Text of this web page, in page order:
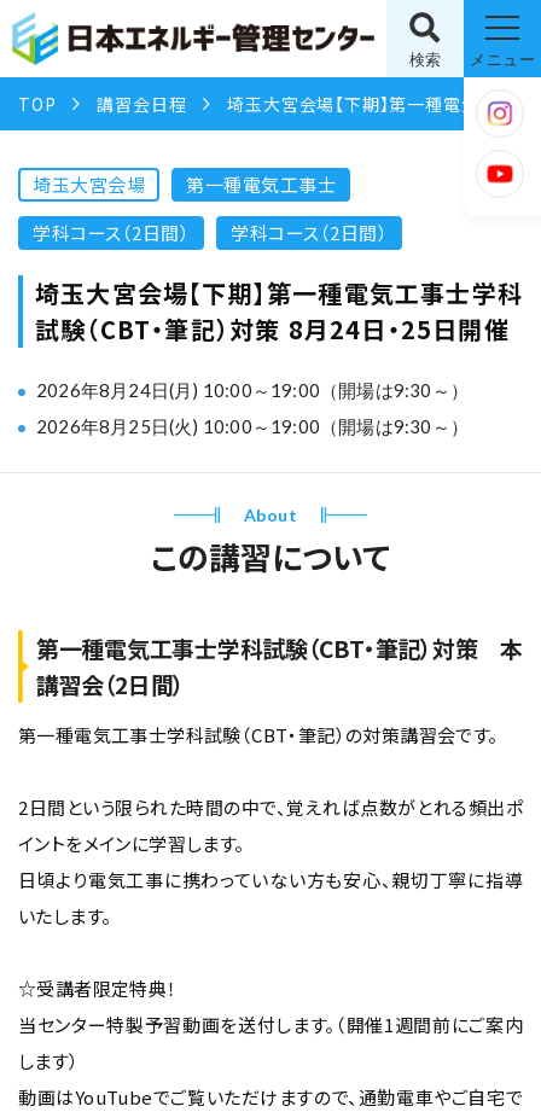
検索 メニュー
TOP 講習会日程 埼玉大宮会場【下期】第一種電気工事士学科試験（CBT・筆記）対策 8月24日・25日開催
埼玉大宮会場
第一種電気工事士
学科コース（2日間）
学科コース（2日間）
埼玉大宮会場【下期】第一種電気工事士学科
試験（CBT・筆記）対策 8月24日・25日開催
2026年8月24日(月) 10:00～19:00（開場は9:30～）
2026年8月25日(火) 10:00～19:00（開場は9:30～）
About
この講習について
第一種電気工事士学科試験（CBT・筆記）対策 本
講習会（2日間）
第一種電気工事士学科試験（CBT・筆記）の対策講習会です。
2日間という限られた時間の中で、覚えれば点数がとれる頻出ポ
イントをメインに学習します。
日頃より電気工事に携わっていない方も安心、親切丁寧に指導
いたします。
☆受講者限定特典！
当センター特製予習動画を送付します。（開催1週間前にご案内
します）
動画はYouTubeでご覧いただけますので、通勤電車やご自宅で